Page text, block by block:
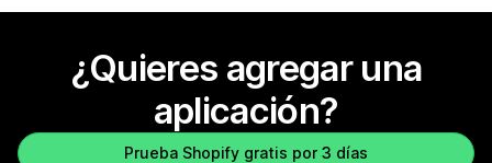
¿Quieres agregar una
aplicación?
Prueba Shopify gratis por 3 días